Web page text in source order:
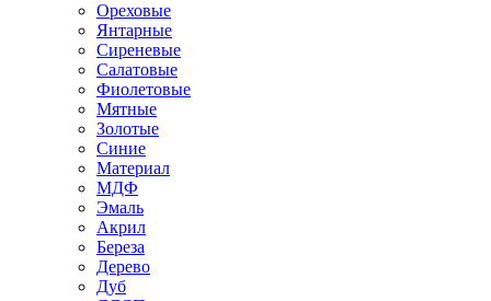
Ореховые
Янтарные
Сиреневые
Салатовые
Фиолетовые
Мятные
Золотые
Синие
Материал
МДФ
Эмаль
Акрил
Береза
Дерево
Дуб